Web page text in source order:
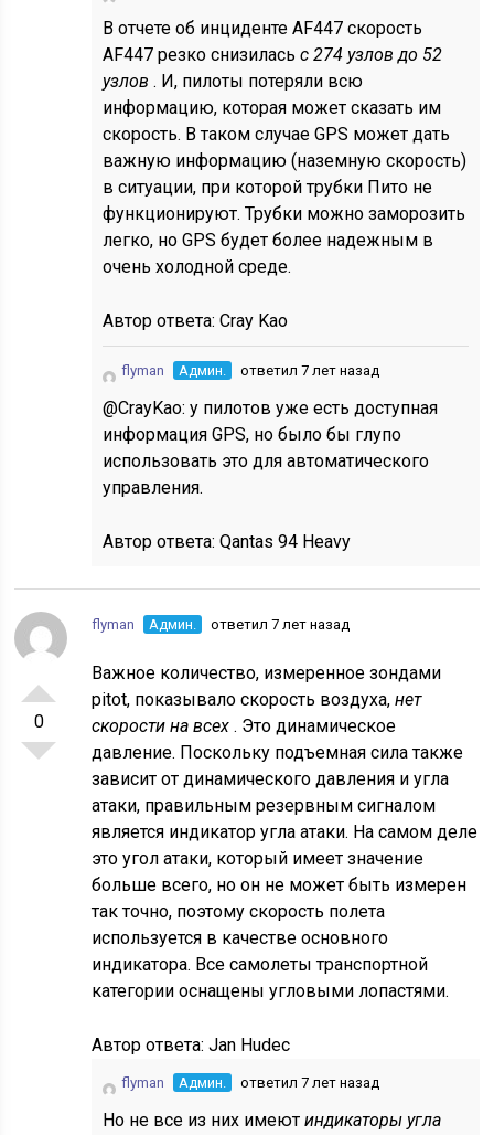
В отчете об инциденте AF447 скорость
AF447 резко снизиласьс 274 узлов до 52
узлов. И, пилоты потеряли всю
информацию, которая может сказать им
скорость. В таком случае GPS может дать
важную информацию (наземную скорость)
в ситуации, при которой трубки Пито не
функционируют. Трубки можно заморозить
легко, но GPS будет более надежным в
очень холодной среде.
Автор ответа:Cray Kao
flyman Админ. ответил 7 лет назад
@CrayKao: у пилотов уже есть доступная
информация GPS, но было бы глупо
использовать это для автоматического
управления.
Автор ответа:Qantas 94 Heavy
0
flyman Админ. ответил 7 лет назад
Важное количество, измеренное зондами
pitot, показывало скорость воздуха,нет
скорости на всех. Это динамическое
давление. Поскольку подъемная сила также
зависит от динамического давления и угла
атаки, правильным резервным сигналом
является индикатор угла атаки. На самом деле
это угол атаки, который имеет значение
больше всего, но он не может быть измерен
так точно, поэтому скорость полета
используется в качестве основного
индикатора. Все самолеты транспортной
категории оснащены угловыми лопастями.
Автор ответа:Jan Hudec
flyman Админ. ответил 7 лет назад
Но не все из них имеютиндикаторы угла